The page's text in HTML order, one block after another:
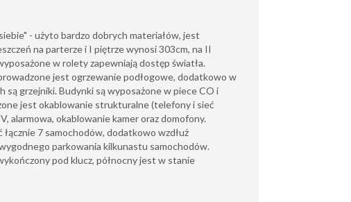
- użyto bardzo dobrych materiałów, jest
na parterze i I piętrze wynosi 303cm, na II
w rolety zapewniają dostęp światła.
jest ogrzewanie podłogowe, dodatkowo w
są grzejniki. Budynki są wyposażone w piece CO i
jest okablowanie strukturalne (telefony i sieć
alarmowa, okablowanie kamer oraz domofony.
łącznie 7 samochodów, dodatkowo wzdłuż
parkowania kilkunastu samochodów.
pod klucz, północny jest w stanie